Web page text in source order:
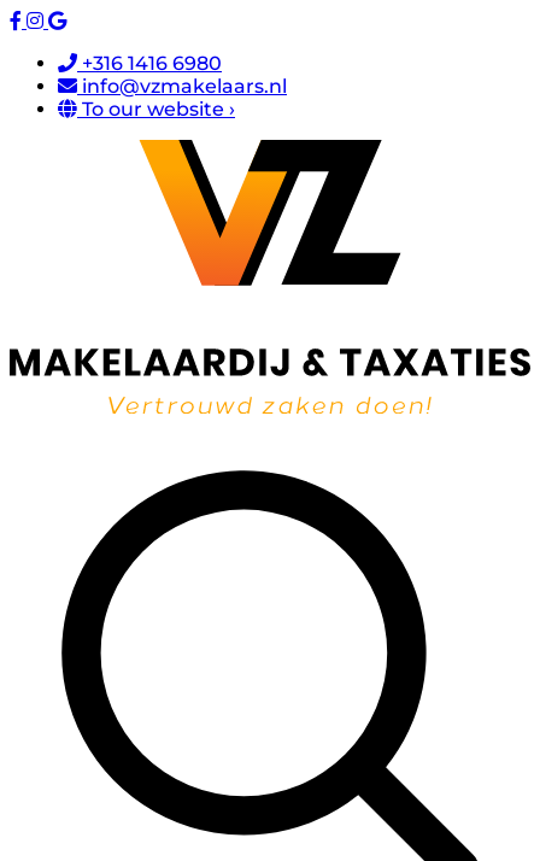
+316 1416 6980
info@vzmakelaars.nl
To our website ›